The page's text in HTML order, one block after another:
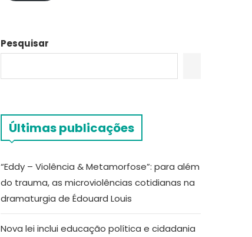
Pesquisar
Últimas publicações
“Eddy – Violência & Metamorfose”: para além
do trauma, as microviolências cotidianas na
dramaturgia de Édouard Louis
Nova lei inclui educação política e cidadania